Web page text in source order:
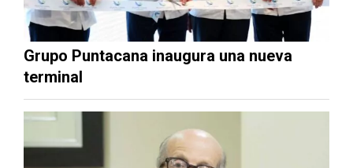
Grupo Puntacana inaugura una nueva
terminal